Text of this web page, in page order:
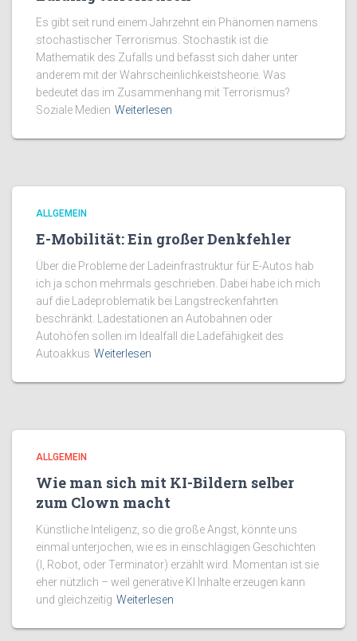
Es gibt seit rund einem Jahrzehnt ein Phänomen namens
stochastischer Terrorismus. Stochastik ist die
Mathematik des Zufalls und befasst sich daher unter
anderem mit der Wahrscheinlichkeistsheorie. Was
bedeutet das im Zusammenhang mit Terrorismus?
Soziale Medien Weiterlesen
ALLGEMEIN
E-Mobilität: Ein großer Denkfehler
Über die Probleme der Ladeinfrastruktur für E-Autos hab
ich ja schon mehrmals geschrieben. Dabei habe ich mich
auf die Ladeproblematik bei Langstreckenfahrten
beschränkt. Ladestationen an Autobahnen oder
Autohöfen sollen im Idealfall die Ladefähigkeit des
Autoakkus Weiterlesen
ALLGEMEIN
Wie man sich mit KI-Bildern selber
zum Clown macht
Künstliche Inteligenz, so die große Angst, könnte uns
einmal unterjochen, wie es in einschlägigen Geschichten
(I, Robot, oder Terminator) erzählt wird. Momentan ist sie
eher nützlich – weil generative KI Inhalte erzeugen kann
und gleichzeitig Weiterlesen